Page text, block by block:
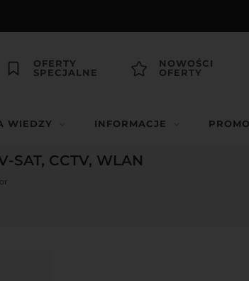
OFERTY
SPECJALNE
NOWOŚCI
OFERTY
WIEDZY INFORMACJE
SAT, CCTV, WLAN